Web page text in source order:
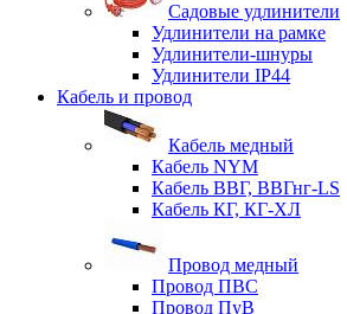
Садовые удлинители
Удлинители на рамке
Удлинители-шнуры
Удлинители IP44
Кабель и провод
Кабель медный
Кабель NYM
Кабель ВВГ, ВВГнг-LS
Кабель КГ, КГ-ХЛ
Провод медный
Провод ПВС
Провод ПуВ